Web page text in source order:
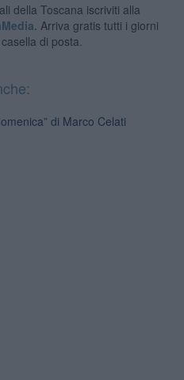
della Toscana iscriviti alla
Arriva gratis tutti i giorni
di posta.
di Marco Celati